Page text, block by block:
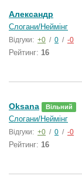
Александр
Слогани/Неймінг
Відгуки: +0 / 0 / -0
Рейтинг: 16
Oksana Вільний
Слогани/Неймінг
Відгуки: +0 / 0 / -0
Рейтинг: 16